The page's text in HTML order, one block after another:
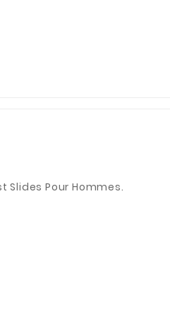
Slides Pour Hommes.